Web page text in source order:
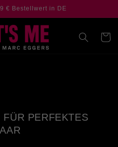
€ Bestellwert in DE
FÜR PERFEKTES